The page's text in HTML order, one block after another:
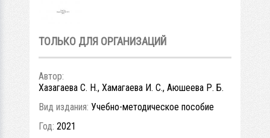
ТОЛЬКО ДЛЯ ОРГАНИЗАЦИЙ
Автор:
Хазагаева С. Н., Хамагаева И. С., Аюшеева Р. Б.
Вид издания: Учебно-методическое пособие
Год: 2021